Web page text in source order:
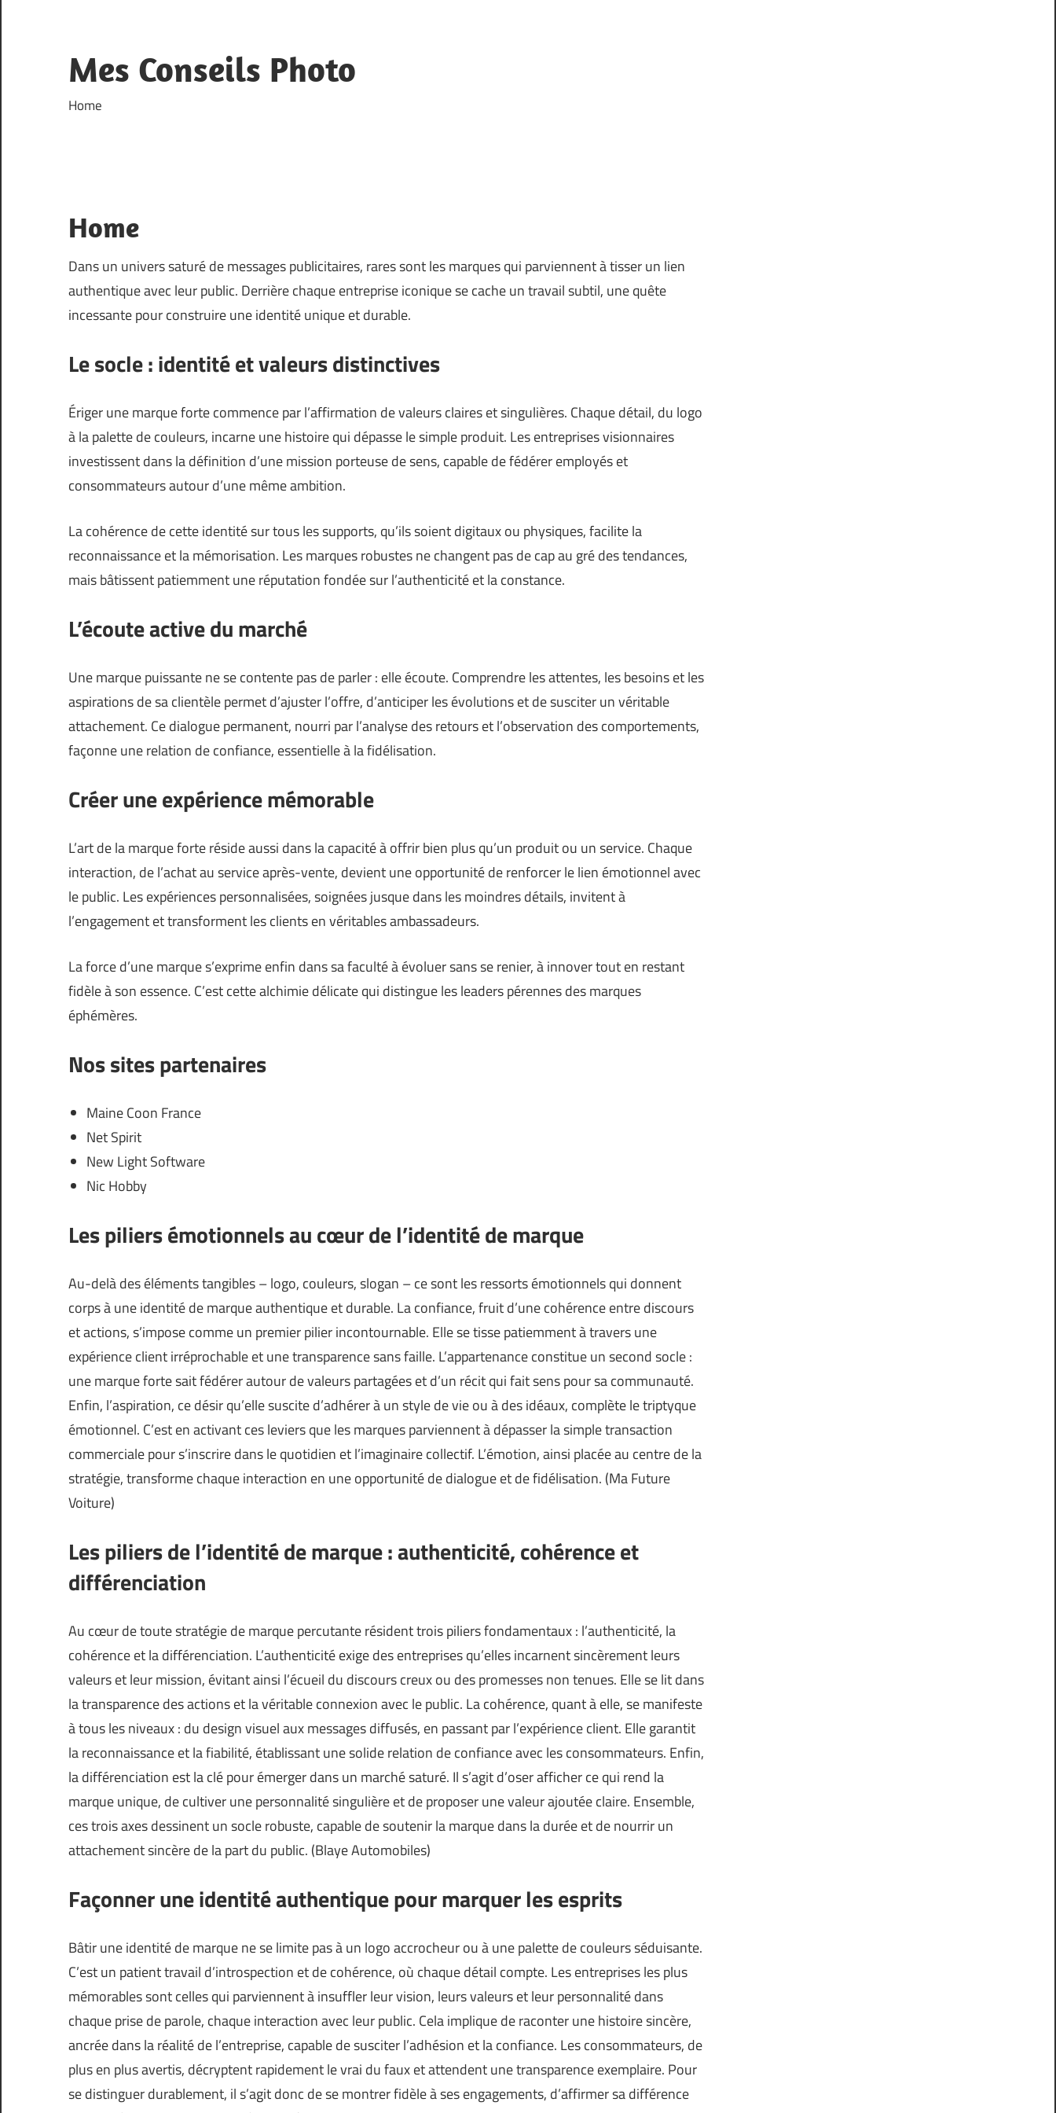
content
Mes Conseils Photo
Home
Home
Dans un univers saturé de messages publicitaires, rares sont les marques qui parviennent à tisser un lien
authentique avec leur public. Derrière chaque entreprise iconique se cache un travail subtil, une quête
incessante pour construire une identité unique et durable.
Le socle : identité et valeurs distinctives
Ériger une marque forte commence par l’affirmation de valeurs claires et singulières. Chaque détail, du logo
à la palette de couleurs, incarne une histoire qui dépasse le simple produit. Les entreprises visionnaires
investissent dans la définition d’une mission porteuse de sens, capable de fédérer employés et
consommateurs autour d’une même ambition.
La cohérence de cette identité sur tous les supports, qu’ils soient digitaux ou physiques, facilite la
reconnaissance et la mémorisation. Les marques robustes ne changent pas de cap au gré des tendances,
mais bâtissent patiemment une réputation fondée sur l’authenticité et la constance.
L’écoute active du marché
Une marque puissante ne se contente pas de parler : elle écoute. Comprendre les attentes, les besoins et les
aspirations de sa clientèle permet d’ajuster l’offre, d’anticiper les évolutions et de susciter un véritable
attachement. Ce dialogue permanent, nourri par l’analyse des retours et l’observation des comportements,
façonne une relation de confiance, essentielle à la fidélisation.
Créer une expérience mémorable
L’art de la marque forte réside aussi dans la capacité à offrir bien plus qu’un produit ou un service. Chaque
interaction, de l’achat au service après-vente, devient une opportunité de renforcer le lien émotionnel avec
le public. Les expériences personnalisées, soignées jusque dans les moindres détails, invitent à
l’engagement et transforment les clients en véritables ambassadeurs.
La force d’une marque s’exprime enfin dans sa faculté à évoluer sans se renier, à innover tout en restant
fidèle à son essence. C’est cette alchimie délicate qui distingue les leaders pérennes des marques
éphémères.
Nos sites partenaires
Maine Coon France
Net Spirit
New Light Software
Nic Hobby
Les piliers émotionnels au cœur de l’identité de marque
Au-delà des éléments tangibles – logo, couleurs, slogan – ce sont les ressorts émotionnels qui donnent
corps à une identité de marque authentique et durable. La confiance, fruit d’une cohérence entre discours
et actions, s’impose comme un premier pilier incontournable. Elle se tisse patiemment à travers une
expérience client irréprochable et une transparence sans faille. L’appartenance constitue un second socle :
une marque forte sait fédérer autour de valeurs partagées et d’un récit qui fait sens pour sa communauté.
Enfin, l’aspiration, ce désir qu’elle suscite d’adhérer à un style de vie ou à des idéaux, complète le triptyque
émotionnel. C’est en activant ces leviers que les marques parviennent à dépasser la simple transaction
commerciale pour s’inscrire dans le quotidien et l’imaginaire collectif. L’émotion, ainsi placée au centre de la
stratégie, transforme chaque interaction en une opportunité de dialogue et de fidélisation. (Ma Future
Voiture)
Les piliers de l’identité de marque : authenticité, cohérence et
différenciation
Au cœur de toute stratégie de marque percutante résident trois piliers fondamentaux : l’authenticité, la
cohérence et la différenciation. L’authenticité exige des entreprises qu’elles incarnent sincèrement leurs
valeurs et leur mission, évitant ainsi l’écueil du discours creux ou des promesses non tenues. Elle se lit dans
la transparence des actions et la véritable connexion avec le public. La cohérence, quant à elle, se manifeste
à tous les niveaux : du design visuel aux messages diffusés, en passant par l’expérience client. Elle garantit
la reconnaissance et la fiabilité, établissant une solide relation de confiance avec les consommateurs. Enfin,
la différenciation est la clé pour émerger dans un marché saturé. Il s’agit d’oser afficher ce qui rend la
marque unique, de cultiver une personnalité singulière et de proposer une valeur ajoutée claire. Ensemble,
ces trois axes dessinent un socle robuste, capable de soutenir la marque dans la durée et de nourrir un
attachement sincère de la part du public. (Blaye Automobiles)
Façonner une identité authentique pour marquer les esprits
Bâtir une identité de marque ne se limite pas à un logo accrocheur ou à une palette de couleurs séduisante.
C’est un patient travail d’introspection et de cohérence, où chaque détail compte. Les entreprises les plus
mémorables sont celles qui parviennent à insuffler leur vision, leurs valeurs et leur personnalité dans
chaque prise de parole, chaque interaction avec leur public. Cela implique de raconter une histoire sincère,
ancrée dans la réalité de l’entreprise, capable de susciter l’adhésion et la confiance. Les consommateurs, de
plus en plus avertis, décryptent rapidement le vrai du faux et attendent une transparence exemplaire. Pour
se distinguer durablement, il s’agit donc de se montrer fidèle à ses engagements, d’affirmer sa différence